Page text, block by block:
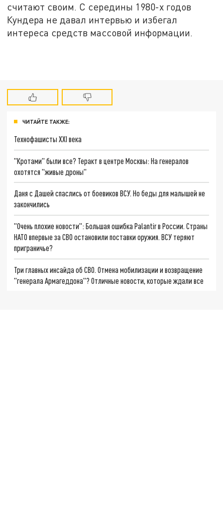
считают своим. С середины 1980-х годов
Кундера не давал интервью и избегал
интереса средств массовой информации.
ЧИТАЙТЕ ТАКЖЕ:
Технофашисты XXI века
"Кротами" были все? Теракт в центре Москвы: На генералов
охотятся "живые дроны"
Даня с Дашей спаслись от боевиков ВСУ. Но беды для малышей не
закончились
"Очень плохие новости": Большая ошибка Palantir в России. Страны
НАТО впервые за СВО остановили поставки оружия. ВСУ теряют
приграничье?
Три главных инсайда об СВО. Отмена мобилизации и возвращение
"генерала Армагеддона"? Отличные новости, которые ждали все